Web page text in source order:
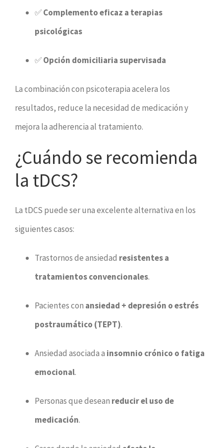
✅Complemento eficaz a terapias
psicológicas
✅Opción domiciliaria supervisada
La combinación con psicoterapia acelera los
resultados, reduce la necesidad de medicación y
mejora la adherencia al tratamiento.
¿Cuándo se recomienda
la tDCS?
La tDCS puede ser una excelente alternativa en los
siguientes casos:
Trastornos de ansiedad resistentes a
tratamientos convencionales.
Pacientes con ansiedad + depresión o estrés
postraumático (TEPT).
Ansiedad asociada a insomnio crónico o fatiga
emocional.
Personas que desean reducir el uso de
medicación.